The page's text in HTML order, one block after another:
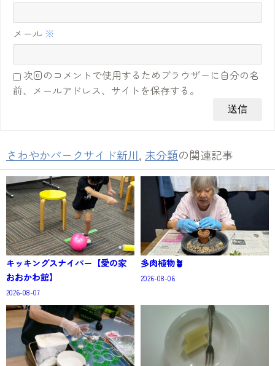
メール ※
次回のコメントで使用するためブラウザーに自分の名
前、メールアドレス、サイトを保存する。
さわやかパークサイド新川, 未分類の関連記事
キッキングスナイパー【愛の家
おおかわ館】
2026-08-07
多肉植物🪴
2026-08-06